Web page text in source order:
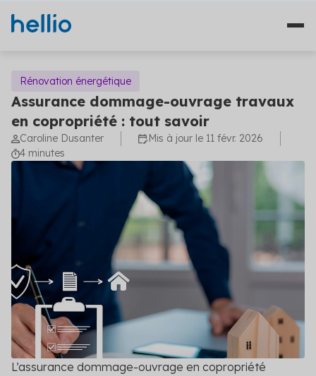
Nos solutions
Études
Financement
Fourniture d'énergie
Solutions diagnostics (4)
DPE/PPT
Le DPE et PPT sont obligatoires : mettez vos
copropriétés en conformité
Qui sommes-nous ?
Témoignages
Blog
Contact
Rénovation énergétique
Assurance dommage-ouvrage travaux
en copropriété : tout savoir
Caroline Dusanter
Mis à jour le 11 févr. 2026
4 minutes
L’assurance dommage-ouvrage en copropriété